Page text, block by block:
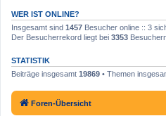
WER IST ONLINE?
Insgesamt sind 1457 Besucher online :: 3
Der Besucherrekord liegt bei 3353
STATISTIK
Beiträge insgesamt 19869 • Themen
Foren-Übersicht